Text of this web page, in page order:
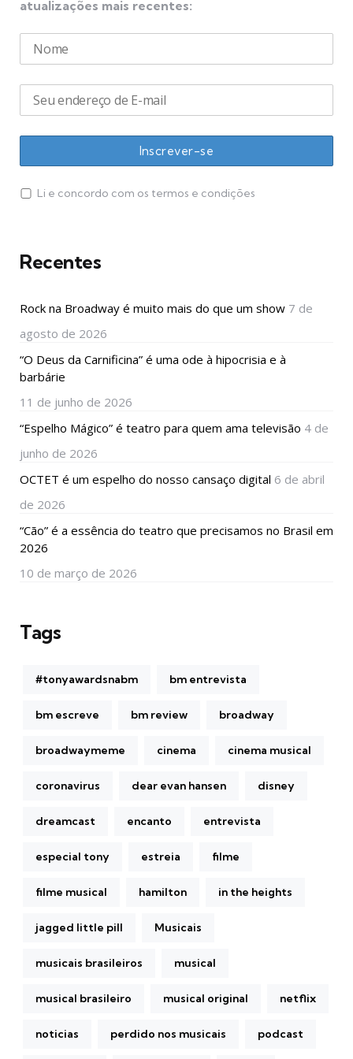
atualizações mais recentes:
Li e concordo com os termos e condições
Recentes
Rock na Broadway é muito mais do que um show 7 de
agosto de 2026
“O Deus da Carnificina” é uma ode à hipocrisia e à
barbárie
11 de junho de 2026
“Espelho Mágico” é teatro para quem ama televisão 4 de
junho de 2026
OCTET é um espelho do nosso cansaço digital 6 de abril
de 2026
“Cão” é a essência do teatro que precisamos no Brasil em
2026
10 de março de 2026
Tags
#tonyawardsnabm bm entrevista
bm escreve bm review broadway
broadwaymeme cinema cinema musical
coronavirus dear evan hansen disney
dreamcast encanto entrevista
especial tony estreia filme
filme musical hamilton in the heights
jagged little pill Musicais
musicais brasileiros musical
musical brasileiro musical original netflix
noticias perdido nos musicais podcast